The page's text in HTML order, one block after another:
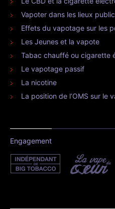
Vapoter dans les lieux
Effets du vapotage sur les
Les Jeunes et la vapote
Tabac chauffé ou cigarette
Le vapotage passif
La nicotine
La position de l’OMS sur le
Engagement